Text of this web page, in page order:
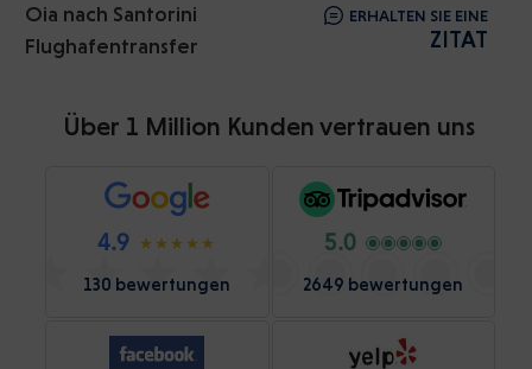
Oia nach Santorini
Flughafentransfer
ERHALTEN SIE EINE
ZITAT
Über 1 Million Kunden vertrauen uns
4.9
130 bewertungen
5.0
2649 bewertungen